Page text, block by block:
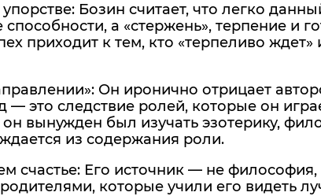
упорстве: Бозин считает, что легко
а «стержень», терпение и
приходит к тем, кто «терпеливо
Он иронично отрицает
— это следствие ролей, которые он
вынужден был изучать эзотерику,
из содержания роли.
счастье: Его источник — не
которые учили его видеть